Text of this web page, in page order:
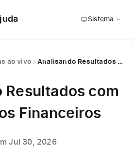
Sistema
ao vivo Analisando Resultados com os Relatórios Financeiros
Resultados com
Financeiros
Jul 30, 2026